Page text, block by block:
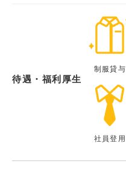
待遇・福利厚生
制服貸与
社員登用